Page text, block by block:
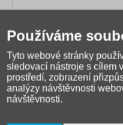
Používáme
Tyto webové stránky
sledovací nástroje s cílem
prostředí, zobrazení
analýzy návštěvnosti
návštěvnosti.